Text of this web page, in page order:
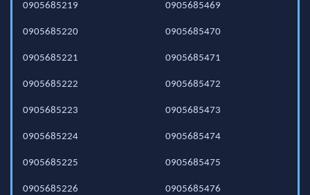
0905685219
0905685220
0905685221
0905685222
0905685223
0905685224
0905685225
0905685226
0905685469
0905685470
0905685471
0905685472
0905685473
0905685474
0905685475
0905685476